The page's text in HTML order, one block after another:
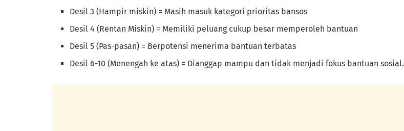
Desil 3 (Hampir miskin) = Masih masuk kategori prioritas bansos
Desil 4 (Rentan Miskin) = Memiliki peluang cukup besar memperoleh bantuan
Desil 5 (Pas-pasan) = Berpotensi menerima bantuan terbatas
Desil 6-10 (Menengah ke atas) = Dianggap mampu dan tidak menjadi fokus bantuan sosial.